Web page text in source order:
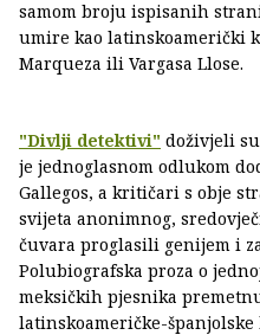
samom broju ispisanih
umire kao latinskoamerički
Marqueza ili Vargasa Llose.
"Divlji detektivi" doživjeli
je jednoglasnom odlukom
Gallegos, a kritičari s obje
svijeta anonimnog,
čuvara proglasili genijem i
Polubiografska proza o
meksičkih pjesnika
latinskoameričke-španjolske